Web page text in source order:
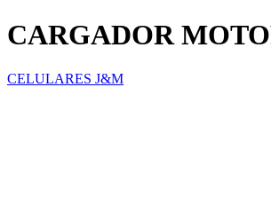
CARGADOR
CELULARES J&M